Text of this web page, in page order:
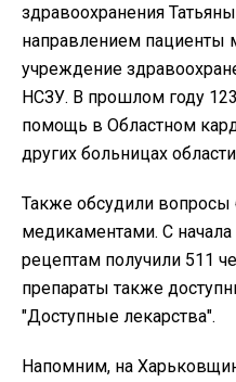
здравоохранения
направлением пациенты
учреждение
НСЗУ. В прошлом году
помощь в Областном
других больницах
Также обсудили вопросы
медикаментами. С начала
рецептам получили 511
препараты также
"Доступные лекарства".
Напомним, на